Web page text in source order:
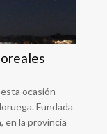
ocasión
Fundada
en la provincia